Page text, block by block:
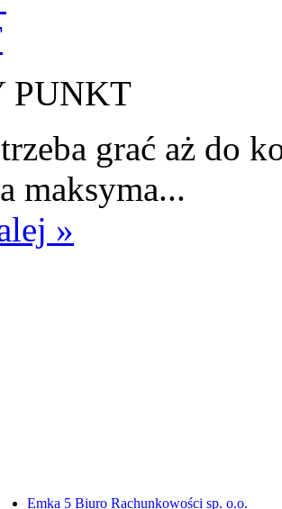
PUNKT
grać aż do
maksyma...
»
Emka 5 Biuro Rachunkowości sp. o.o.